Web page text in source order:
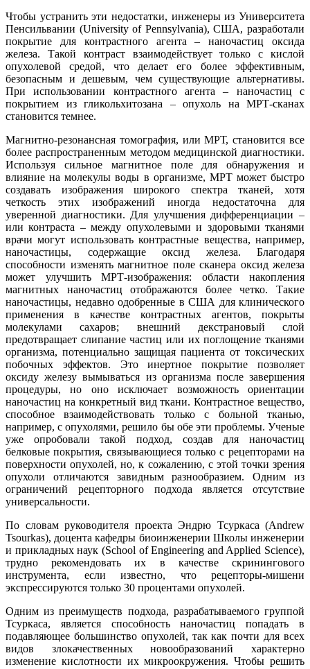
Чтобы устранить эти недостатки, инженеры из Университета
Пенсильвании (University of Pennsylvania), США, разработали
покрытие для контрастного агента – наночастиц оксида
железа. Такой контраст взаимодействует только с кислой
опухолевой средой, что делает его более эффективным,
безопасным и дешевым, чем существующие альтернативы.
При использовании контрастного агента – наночастиц с
покрытием из гликольхитозана – опухоль на МРТ-сканах
становится темнее.
Магнитно-резонансная томография, или МРТ, становится все
более распространенным методом медицинской диагностики.
Используя сильное магнитное поле для обнаружения и
влияние на молекулы воды в организме, МРТ может быстро
создавать изображения широкого спектра тканей, хотя
четкость этих изображений иногда недостаточна для
уверенной диагностики. Для улучшения дифференциации –
или контраста – между опухолевыми и здоровыми тканями
врачи могут использовать контрастные вещества, например,
наночастицы, содержащие оксид железа. Благодаря
способности изменять магнитное поле сканера оксид железа
может улучшить МРТ-изображения: области накопления
магнитных наночастиц отображаются более четко. Такие
наночастицы, недавно одобренные в США для клинического
применения в качестве контрастных агентов, покрыты
молекулами сахаров; внешний декстрановый слой
предотвращает слипание частиц или их поглощение тканями
организма, потенциально защищая пациента от токсических
побочных эффектов. Это инертное покрытие позволяет
оксиду железу вымываться из организма после завершения
процедуры, но оно исключает возможность ориентации
наночастиц на конкретный вид ткани. Контрастное вещество,
способное взаимодействовать только с больной тканью,
например, с опухолями, решило бы обе эти проблемы. Ученые
уже опробовали такой подход, создав для наночастиц
белковые покрытия, связывающиеся только с рецепторами на
поверхности опухолей, но, к сожалению, с этой точки зрения
опухоли отличаются завидным разнообразием. Одним из
ограничений рецепторного подхода является отсутствие
универсальности.
По словам руководителя проекта Эндрю Тсуркаса (Andrew
Tsourkas), доцента кафедры биоинженерии Школы инженерии
и прикладных наук (School of Engineering and Applied Science),
трудно рекомендовать их в качестве скринингового
инструмента, если известно, что рецепторы-мишени
экспрессируются только 30 процентами опухолей.
Одним из преимуществ подхода, разрабатываемого группой
Тсуркаса, является способность наночастиц попадать в
подавляющее большинство опухолей, так как почти для всех
видов злокачественных новообразований характерно
изменение кислотности их микроокружения. Чтобы решить